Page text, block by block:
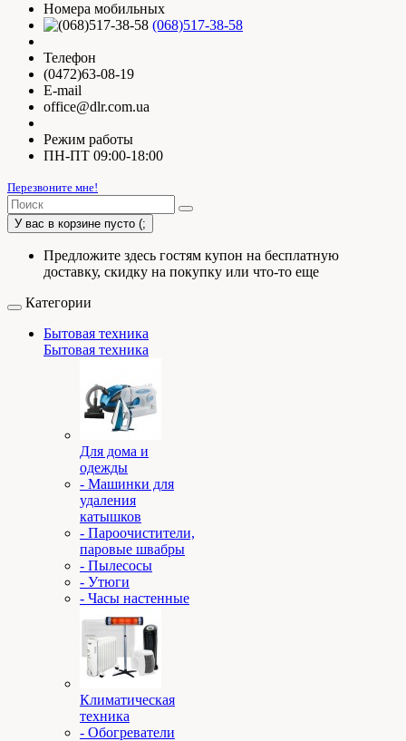
Номера мобильных
(068)517-38-58
Телефон
(0472)63-08-19
E-mail
office@dlr.com.ua
Режим работы
ПН-ПТ 09:00-18:00
Перезвоните мне!
У вас в корзине пусто (;
Предложите здесь гостям купон на бесплатную
доставку, скидку на покупку или что-то еще
Категории
Бытовая техника
Бытовая техника
Для дома и
одежды
- Машинки для
удаления
катышков
- Пароочистители,
паровые швабры
- Пылесосы
- Утюги
- Часы настенные
Климатическая
техника
- Обогреватели